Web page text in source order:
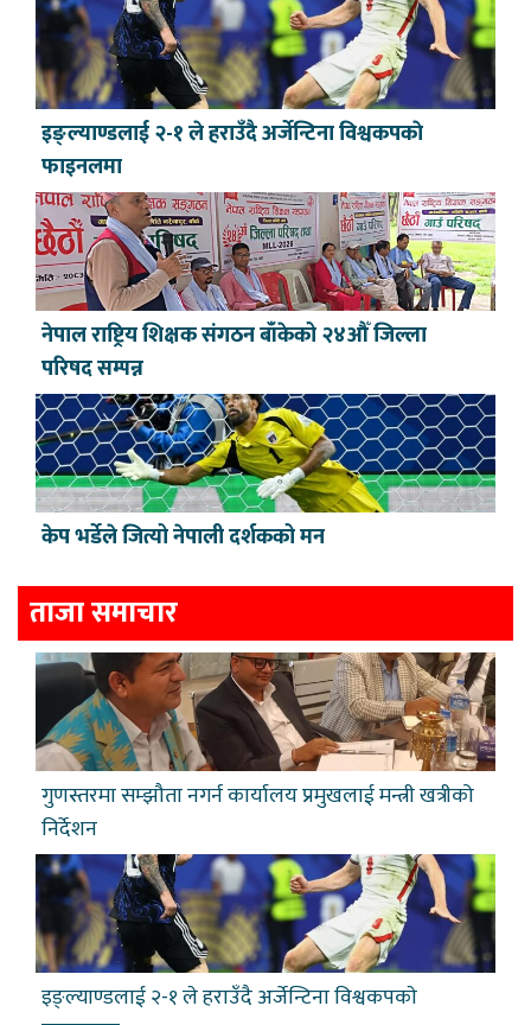
इङ्ल्याण्डलाई २-१ ले हराउँदै अर्जेन्टिना विश्वकपकाे
फाइनलमा
नेपाल राष्ट्रिय शिक्षक संगठन बाँकेको २४औँ जिल्ला
परिषद सम्पन्न
केप भर्डेले जित्यो नेपाली दर्शकको मन
ताजा समाचार
गुणस्तरमा सम्झौता नगर्न कार्यालय प्रमुखलाई मन्त्री खत्रीको
निर्देशन
इङ्ल्याण्डलाई २-१ ले हराउँदै अर्जेन्टिना विश्वकपकाे